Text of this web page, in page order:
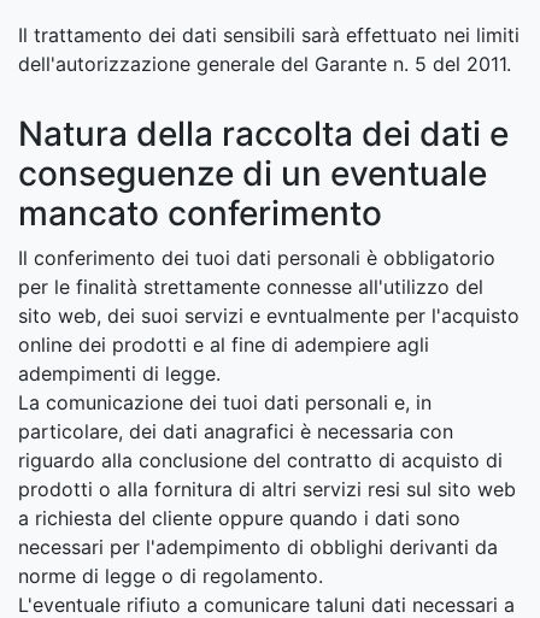
Il trattamento dei dati sensibili sarà effettuato nei limiti
dell'autorizzazione generale del Garante n. 5 del 2011.
Natura della raccolta dei dati e
conseguenze di un eventuale
mancato conferimento
Il conferimento dei tuoi dati personali è obbligatorio
per le finalità strettamente connesse all'utilizzo del
sito web, dei suoi servizi e evntualmente per l'acquisto
online dei prodotti e al fine di adempiere agli
adempimenti di legge.
La comunicazione dei tuoi dati personali e, in
particolare, dei dati anagrafici è necessaria con
riguardo alla conclusione del contratto di acquisto di
prodotti o alla fornitura di altri servizi resi sul sito web
a richiesta del cliente oppure quando i dati sono
necessari per l'adempimento di obblighi derivanti da
norme di legge o di regolamento.
L'eventuale rifiuto a comunicare taluni dati necessari a